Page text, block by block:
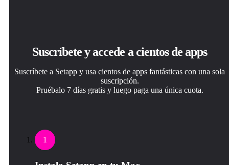
Suscríbete y accede a cientos de apps
Suscríbete a Setapp y usa cientos de apps fantásticas con una sola
suscripción.
Pruébalo 7 días gratis y luego paga una única cuota.
1